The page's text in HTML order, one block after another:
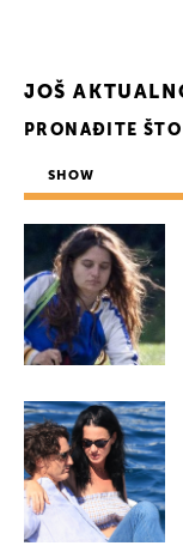
JOŠ
PRONAĐITE
SHOW